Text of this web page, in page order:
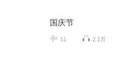
国庆节
11 2.1万